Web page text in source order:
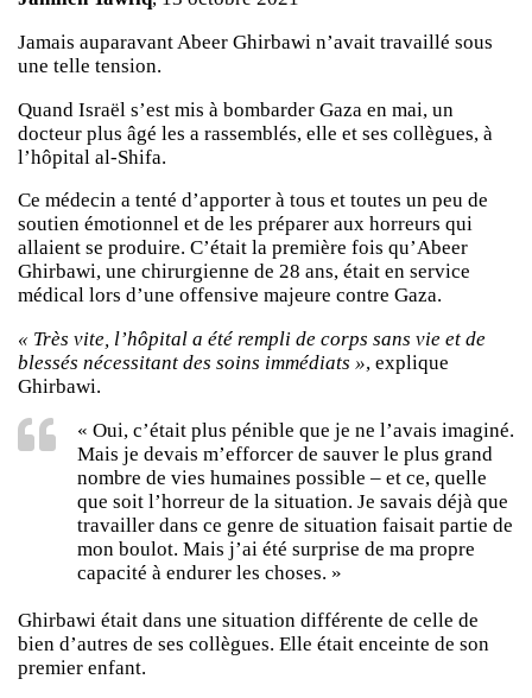
Jamais auparavant Abeer Ghirbawi n’avait travaillé sous
une telle tension.
Quand Israël s’est mis à bombarder Gaza en mai, un
docteur plus âgé les a rassemblés, elle et ses collègues, à
l’hôpital al-Shifa.
Ce médecin a tenté d’apporter à tous et toutes un peu de
soutien émotionnel et de les préparer aux horreurs qui
allaient se produire. C’était la première fois qu’Abeer
Ghirbawi, une chirurgienne de 28 ans, était en service
médical lors d’une offensive majeure contre Gaza.
« Très vite, l’hôpital a été rempli de corps sans vie et de
blessés nécessitant des soins immédiats », explique
Ghirbawi.
« Oui, c’était plus pénible que je ne l’avais imaginé.
Mais je devais m’efforcer de sauver le plus grand
nombre de vies humaines possible – et ce, quelle
que soit l’horreur de la situation. Je savais déjà que
travailler dans ce genre de situation faisait partie de
mon boulot. Mais j’ai été surprise de ma propre
capacité à endurer les choses. »
Ghirbawi était dans une situation différente de celle de
bien d’autres de ses collègues. Elle était enceinte de son
premier enfant.